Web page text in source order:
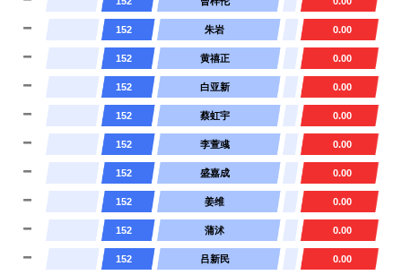
152 朱岩 0.00
152 黄禧正 0.00
152 白亚新 0.00
152 蔡虹宇 0.00
152 李萱彧 0.00
152 盛嘉成 0.00
152 姜维 0.00
152 蒲沭 0.00
152 吕新民 0.00